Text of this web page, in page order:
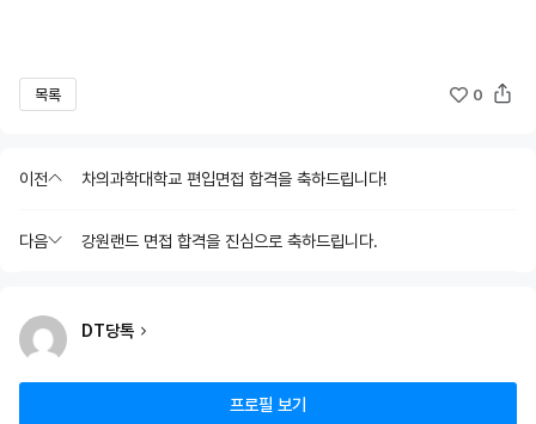
목록 0
이전 차의과학대학교 편입면접 합격을 축하드립니다!
다음 강원랜드 면접 합격을 진심으로 축하드립니다.
DT당톡
프로필 보기